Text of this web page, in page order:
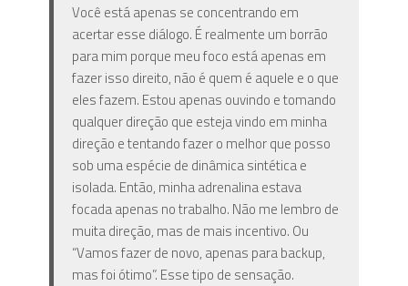
Você está apenas se concentrando em
acertar esse diálogo. É realmente um borrão
para mim porque meu foco está apenas em
fazer isso direito, não é quem é aquele e o que
eles fazem. Estou apenas ouvindo e tomando
qualquer direção que esteja vindo em minha
direção e tentando fazer o melhor que posso
sob uma espécie de dinâmica sintética e
isolada. Então, minha adrenalina estava
focada apenas no trabalho. Não me lembro de
muita direção, mas de mais incentivo. Ou
“Vamos fazer de novo, apenas para backup,
mas foi ótimo”. Esse tipo de sensação.